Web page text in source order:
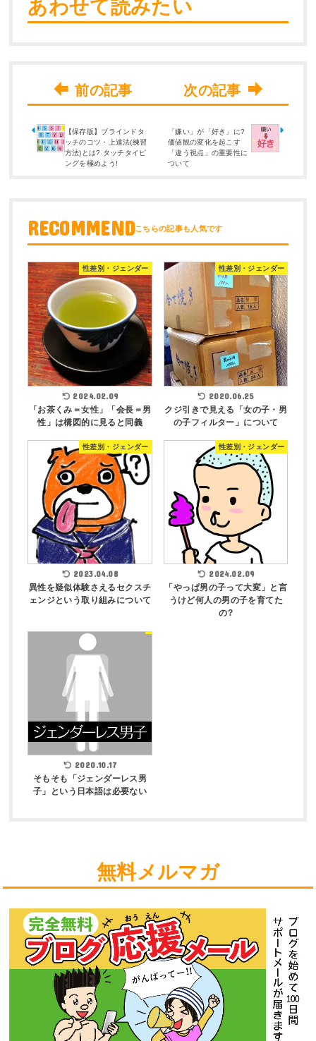
あわせて読みたい
【保存版】ブラインドタ
ッチのコツ・上達法(練習
方法)とは? タッチタイピ
ングを極めよう!
「嫌い」が「好き」に?
価値観の変化を起こす
「違う視点」の重要性に
ついて
RECOMMEND
性差別・ジェンダー
2024.02.09
「お茶くみ＝女性」「会長＝男
性」は構図的に見ると同義
性差別・ジェンダー
2020.06.25
クジ引きで見える「女の子・男
の子フィルター」について
性差別・ジェンダー
2023.04.08
異性を疑似体験さえるセクスチ
ェンジという取り組みについて
性差別・ジェンダー
2024.02.09
「やっぱ男の子って大変」と言
うけど何人の男の子を育てた
の?
2020.10.17
そもそも「ジェンダーレス男
子」という日本語は必要ない
無料メルマガ